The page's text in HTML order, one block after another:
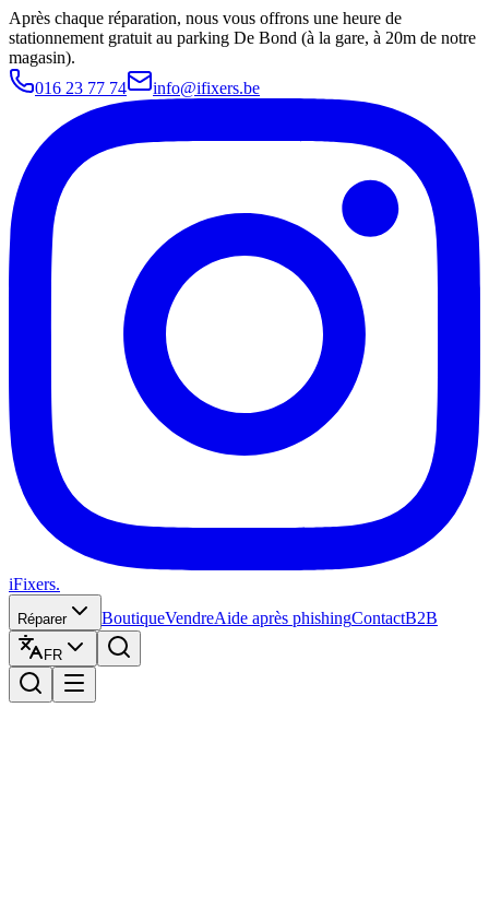
Après chaque réparation, nous vous offrons une heure de
stationnement gratuit au parking De Bond (à la gare, à 20m de notre
magasin).
016 23 77 74
info@ifixers.be
iFixers.
Réparer BoutiqueVendreAide après phishingContactB2B
FR